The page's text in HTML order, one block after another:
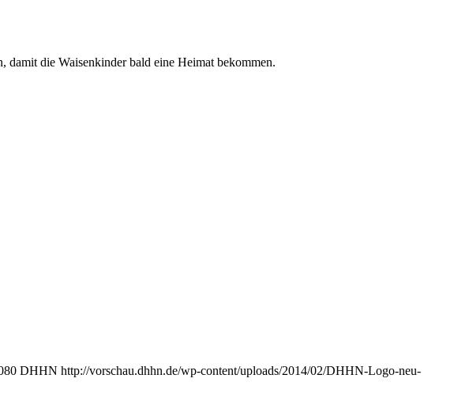
damit die Waisenkinder bald eine Heimat bekommen.
DHHN http://vorschau.dhhn.de/wp-content/uploads/2014/02/DHHN-Logo-neu-